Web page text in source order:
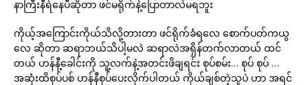
နာကြီးနီရဲနေပီဆိုတာ ဖင်မရိုက်နဲ့ပြောတာလဲမရဘူး
ကိုယ့်အကြောင်းကိုယ်သိလို့တားတာ ဖင်ရိုက်ခံရလေ စောက်ပတ်ကယွ
လေ ဆိုတာ ဆရာဘယ်သိပါ့မလဲ ဆရာလဲအရှိန်တက်လာတယ် ထင်
တယ် ဟန်နီ့ခေါင်းကို သူ့လက်နဲ့အတင်းဖိချရင်း စုပ်စမ်း… စုပ် စုပ် …
အဆုံးထိစုပ်ပစ် ဟန်နီစုပ်ပေးလိုက်ပါတယ် ကိုယ်ချစ်တဲ့သူပဲ ဟာ အရင်